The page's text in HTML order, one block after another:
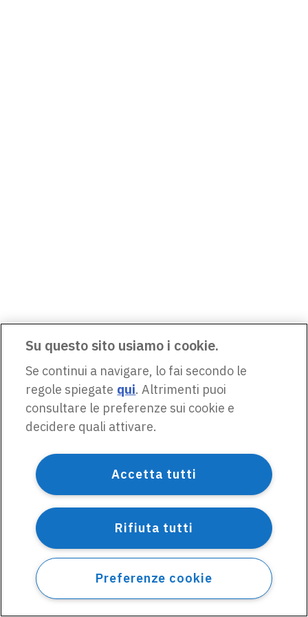
Su questo sito usiamo i cookie.
Se continui a navigare, lo fai secondo le
regole spiegate qui. Altrimenti puoi
consultare le preferenze sui cookie e
decidere quali attivare.
Accetta tutti
Rifiuta tutti
Preferenze cookie